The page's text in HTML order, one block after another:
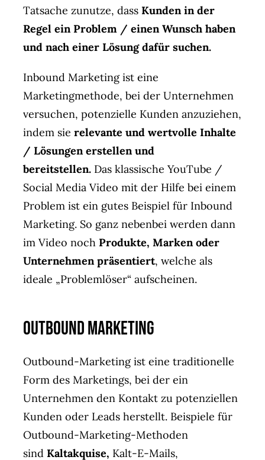
Tatsache zunutze, dass Kunden in der
Regel ein Problem / einen Wunsch haben
und nach einer Lösung dafür suchen.
Inbound Marketing ist eine
Marketingmethode, bei der Unternehmen
versuchen, potenzielle Kunden anzuziehen,
indem sie relevante und wertvolle Inhalte
/ Lösungen erstellen und
bereitstellen.Das klassische YouTube /
Social Media Video mit der Hilfe bei einem
Problem ist ein gutes Beispiel für Inbound
Marketing. So ganz nebenbei werden dann
im Video nochProdukte, Marken oder
Unternehmen präsentiert, welche als
ideale „Problemlöser“ aufscheinen.
Outbound Marketing
Outbound-Marketing ist eine traditionelle
Form des Marketings, bei der ein
Unternehmen den Kontakt zu potenziellen
Kunden oder Leads herstellt. Beispiele für
Outbound-Marketing-Methoden
sind Kaltakquise, Kalt-E-Mails,